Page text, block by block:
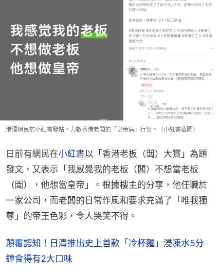
港漂網民於小紅書發帖，力數香港老闆的「皇帝病」行徑。（小紅書截圖）
日前有網民在小紅書以「香港老板（闆）大賞」為題
發文，又表示「我感覺我的老板（闆）不想當老板
（闆），他想當皇帝」。根據樓主的分享，他任職於
一家公司，而老闆的日常作風和要求充滿了「唯我獨
尊」的帝王色彩，令人哭笑不得。
顛覆認知！日清推出史上首款「冷杯麵」浸凍水5分
鐘食得有2大口味